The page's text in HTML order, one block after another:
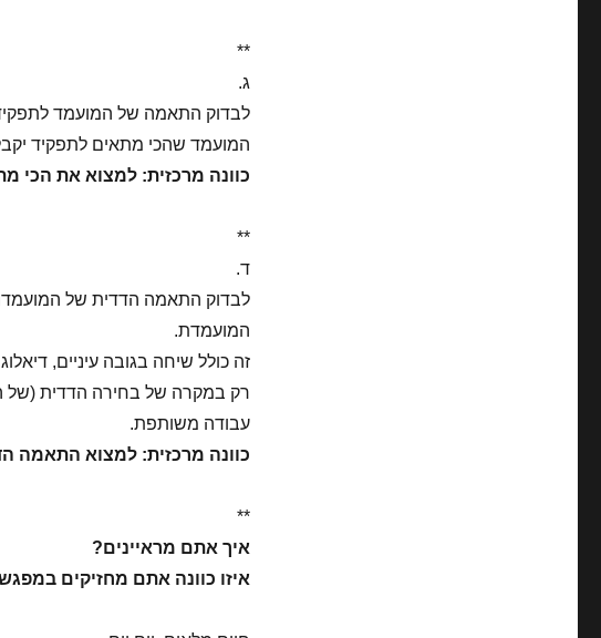
**
ג.
לבדוק התאמה של המועמד
המועמד שהכי מתאים לתפקיד
כוונה מרכזית: למצוא את הכי
**
ד.
לבדוק התאמה הדדית של
המועמדת.
זה כולל שיחה בגובה עיניים,
רק במקרה של בחירה הדדית
עבודה משותפת.
כוונה מרכזית: למצוא התאמה
**
איך אתם מראיינים?
איזו כוונה אתם מחזיקים